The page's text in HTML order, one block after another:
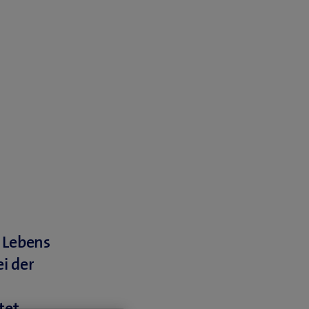
der